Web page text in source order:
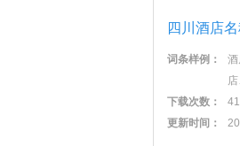
四川酒店
词条样例：
下载次数：
更新时间：